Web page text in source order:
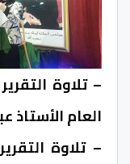
– تلاوة
العام الأستاذ
– تلاوة